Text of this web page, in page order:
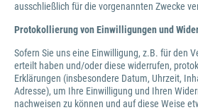
ausschließlich für die vorgenannten Zwecke
Protokollierung von Einwilligungen und
Sofern Sie uns eine Einwilligung, z.B. für den
erteilt haben und/oder diese widerrufen,
Erklärungen (insbesondere Datum, Uhrzeit,
Adresse), um Ihre Einwilligung und Ihren
nachweisen zu können und auf diese Weise